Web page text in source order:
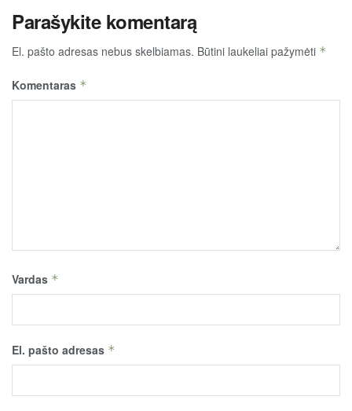
Parašykite komentarą
El. pašto adresas nebus skelbiamas. Būtini laukeliai pažymėti *
Komentaras *
Vardas *
El. pašto adresas *